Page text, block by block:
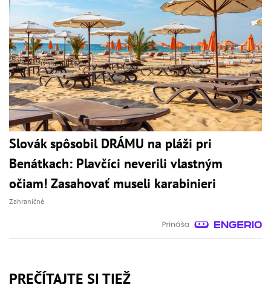
Slovák spôsobil DRÁMU na pláži pri
Benátkach: Plavčíci neverili vlastným
očiam! Zasahovať museli karabinieri
Zahraničné
PREČÍTAJTE SI TIEŽ